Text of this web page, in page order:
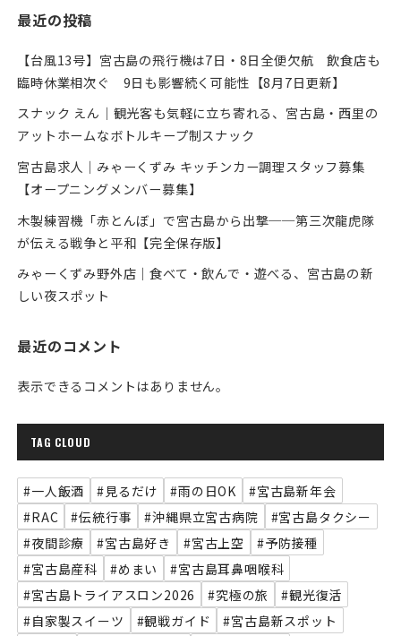
最近の投稿
【台風13号】宮古島の飛行機は7日・8日全便欠航 飲食店も
臨時休業相次ぐ 9日も影響続く可能性【8月7日更新】
スナック えん｜観光客も気軽に立ち寄れる、宮古島・西里の
アットホームなボトルキープ制スナック
宮古島求人｜みゃーくずみ キッチンカー調理スタッフ募集
【オープニングメンバー募集】
木製練習機「赤とんぼ」で宮古島から出撃──第三次龍虎隊
が伝える戦争と平和【完全保存版】
みゃーくずみ野外店｜食べて・飲んで・遊べる、宮古島の新
しい夜スポット
最近のコメント
表示できるコメントはありません。
TAG CLOUD
#一人飯酒 #見るだけ #雨の日OK
#宮古島新年会
#RAC
#伝統行事 #沖縄県立宮古病院
#宮古島タクシー
#夜間診療
#宮古島好き #宮古上空
#予防接種
#宮古島産科
#めまい
#宮古島耳鼻咽喉科
#宮古島トライアスロン2026
#究極の旅
#観光復活
#自家製スイーツ
#観戦ガイド
#宮古島新スポット